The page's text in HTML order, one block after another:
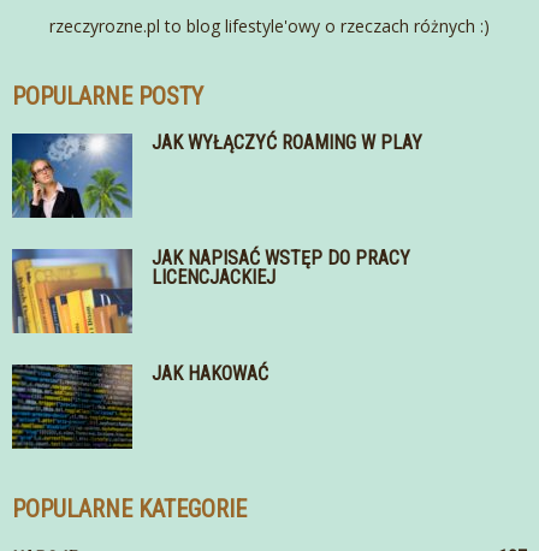
rzeczyrozne.pl to blog lifestyle'owy o rzeczach różnych :)
POPULARNE POSTY
JAK WYŁĄCZYĆ ROAMING W PLAY
JAK NAPISAĆ WSTĘP DO PRACY
LICENCJACKIEJ
JAK HAKOWAĆ
POPULARNE KATEGORIE